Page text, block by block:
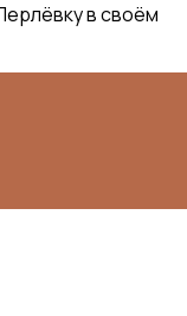
в своём